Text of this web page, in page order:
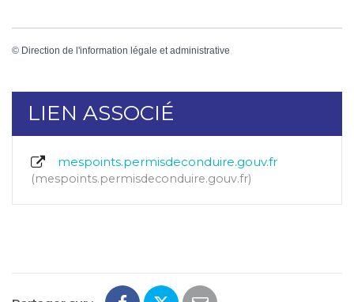
© Direction de l'information légale et administrative
LIEN ASSOCIÉ
mespoints.permisdeconduire.gouv.fr
mespoints.permisdeconduire.gouv.fr